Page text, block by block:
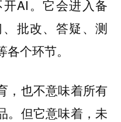
AI。它会进入备
批改、答疑、测
个环节。
，也不意味着所有
。但它意味着，未